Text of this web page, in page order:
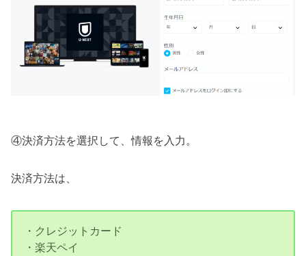
④決済方法を選択して、情報を入力。
決済方法は、
・クレジットカード
・楽天ペイ